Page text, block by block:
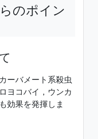
のポイン
ーバメート系殺虫
ヨコバイ，ウンカ
効果を発揮しま